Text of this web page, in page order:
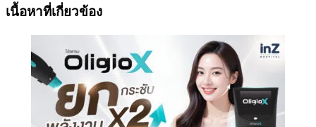
เนื้อหาที่เกี่ยวข้อง